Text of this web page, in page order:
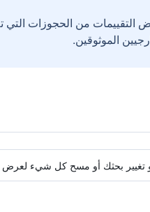
التقييمات من الحجوزات التي
تغيير بحثك أو مسح كل شيء لعرض